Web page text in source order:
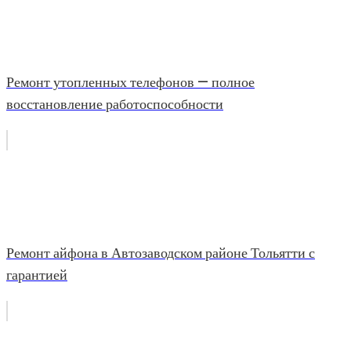
Ремонт утопленных телефонов — полное
восстановление работоспособности
Ремонт айфона в Автозаводском районе Тольятти с
гарантией